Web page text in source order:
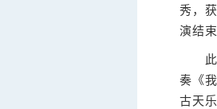
秀，
演结
此外
奏《
古天